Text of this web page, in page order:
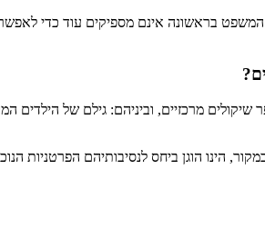
המשפט בראשונה אינם מספיקים עוד כדי
מרכזיים, וביניהם: גילם של הילדים
הינו הוגן ביחס לנסיבותיהם הפרטניות